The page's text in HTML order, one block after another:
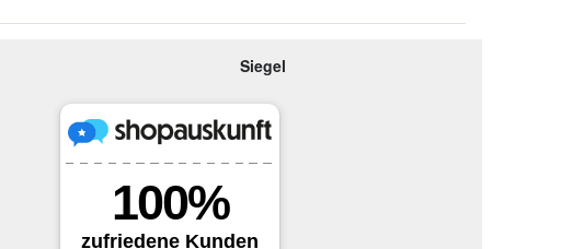
Siegel